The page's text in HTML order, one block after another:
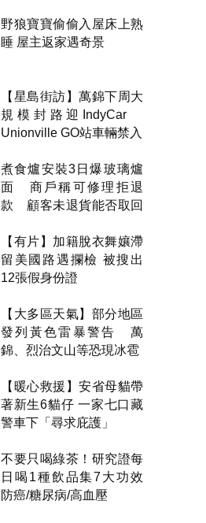
野狼寶寶偷偷入屋床上熟
睡 屋主返家遇奇景
【星島街訪】萬錦下周大
規模封路迎IndyCar
Unionville GO站車輛禁入
煮食爐安裝3日爆玻璃爐
面 商戶稱可修理拒退
款 顧客未退貨能否取回
【有片】加籍脫衣舞孃滯
留美國路遇攔檢 被搜出
12張假身份證
【大多區天氣】部分地區
發列黃色雷暴警告 萬
錦、烈治文山等恐現冰雹
【暖心救援】安省母貓帶
著新生6貓仔 一家七口藏
警車下「尋求庇護」
不要只喝綠茶！研究證每
日喝1種飲品集7大功效
防癌/糖尿病/高血壓